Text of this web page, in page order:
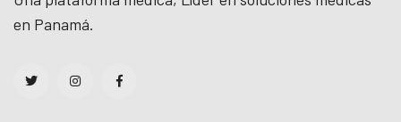
en Panamá.